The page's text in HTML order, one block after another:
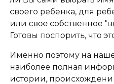
своего ребенка, для
или свое собственное
Готовы поспорить, что
Именно поэтому на
наиболее полная
истории,